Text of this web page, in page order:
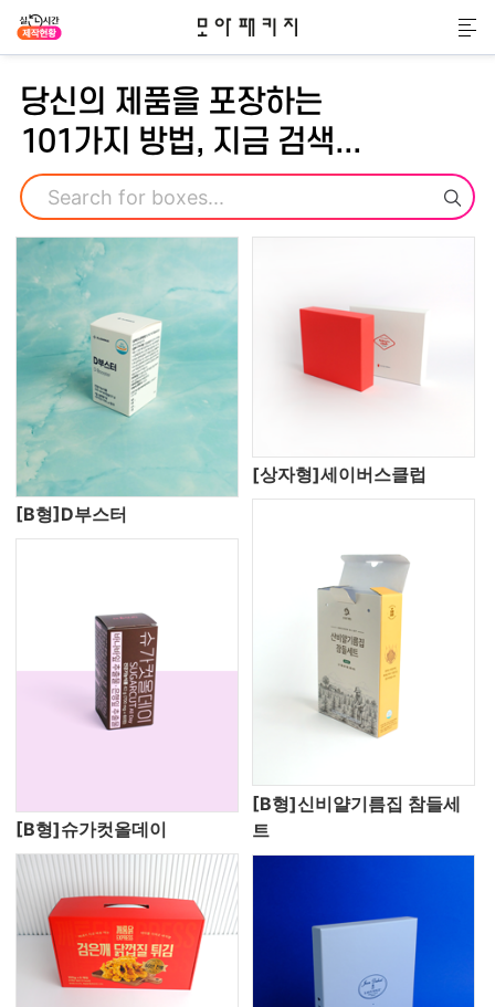
모아패키지
메
당신의 제품을 포장하는
101가지 방법, 지금 검색...
검색
[B형]D부스터
[상자형]세이버스클럽
[B형]슈가컷올데이
[B형]신비얄기름집 참들세
트